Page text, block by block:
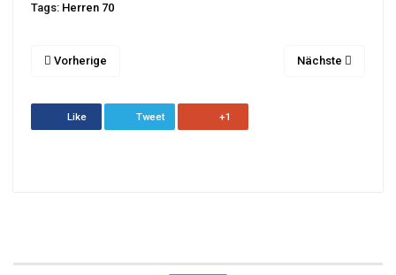
Tags: Herren 70
Vorherige Nächste
Like Tweet +1